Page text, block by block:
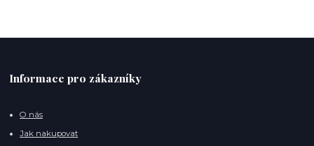
Informace pro zákazníky
O nás
Jak nakupovat